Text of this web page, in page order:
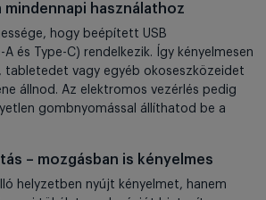
mindennapi használathoz
hogy beépített USB
és Type-C) rendelkezik. Így kényelmesen
vagy egyéb okoseszközeidet
állnod. Az elektromos vezérlés pedig
gombnyomással állíthatod be a
– mozgásban is kényelmes
helyzetben nyújt kényelmet, hanem